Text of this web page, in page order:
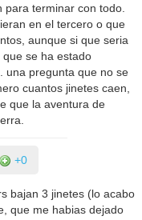
para terminar con todo.
en el tercero o que
aunque si que seria
se ha estado
una pregunta que no se
cuantos jinetes caen,
que la aventura de
+0
bajan 3 jinetes (lo acabo
que me habias dejado